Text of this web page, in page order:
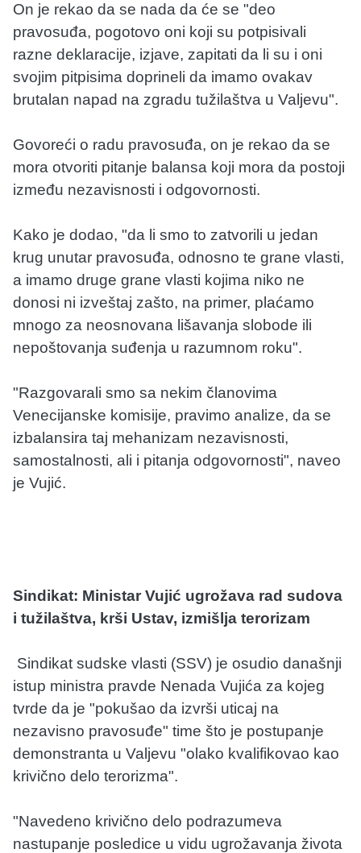
On je rekao da se nada da će se "deo
pravosuđa, pogotovo oni koji su potpisivali
razne deklaracije, izjave, zapitati da li su i oni
svojim pitpisima doprineli da imamo ovakav
brutalan napad na zgradu tužilaštva u Valjevu".
Govoreći o radu pravosuđa, on je rekao da se
mora otvoriti pitanje balansa koji mora da postoji
između nezavisnosti i odgovornosti.
Kako je dodao, "da li smo to zatvorili u jedan
krug unutar pravosuđa, odnosno te grane vlasti,
a imamo druge grane vlasti kojima niko ne
donosi ni izveštaj zašto, na primer, plaćamo
mnogo za neosnovana lišavanja slobode ili
nepoštovanja suđenja u razumnom roku".
"Razgovarali smo sa nekim članovima
Venecijanske komisije, pravimo analize, da se
izbalansira taj mehanizam nezavisnosti,
samostalnosti, ali i pitanja odgovornosti", naveo
je Vujić.
Sindikat: Ministar Vujić ugrožava rad sudova
i tužilaštva, krši Ustav, izmišlja terorizam
Sindikat sudske vlasti (SSV) je osudio današnji
istup ministra pravde Nenada Vujića za kojeg
tvrde da je "pokušao da izvrši uticaj na
nezavisno pravosuđe" time što je postupanje
demonstranta u Valjevu "olako kvalifikovao kao
krivično delo terorizma".
"Navedeno krivično delo podrazumeva
nastupanje posledice u vidu ugrožavanja života